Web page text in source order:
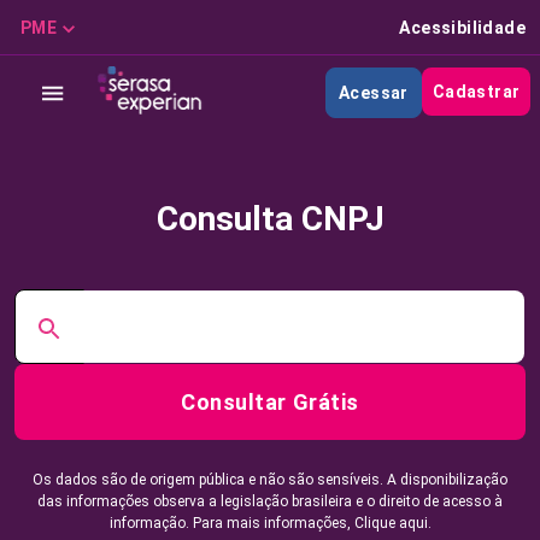
PME Acessibilidade
Acessar Cadastrar
Consulta CNPJ
Consultar Grátis
Os dados são de origem pública e não são sensíveis. A disponibilização
das informações observa a legislação brasileira e o direito de acesso à
informação. Para mais informações, Clique aqui.